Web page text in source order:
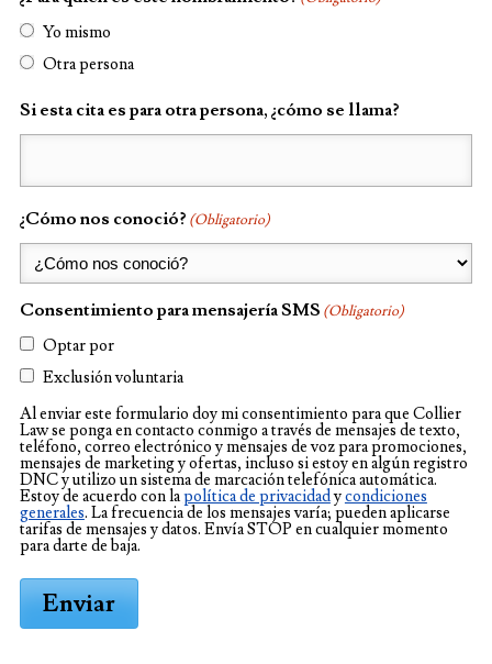
Yo mismo
Otra persona
Si esta cita es para otra persona, ¿cómo se llama?
¿Cómo nos conoció? (Obligatorio)
Consentimiento para mensajería SMS (Obligatorio)
Optar por
Exclusión voluntaria
Al enviar este formulario doy mi consentimiento para que Collier
Law se ponga en contacto conmigo a través de mensajes de texto,
teléfono, correo electrónico y mensajes de voz para promociones,
mensajes de marketing y ofertas, incluso si estoy en algún registro
DNC y utilizo un sistema de marcación telefónica automática.
Estoy de acuerdo con lapolítica de privacidadycondiciones
generales. La frecuencia de los mensajes varía; pueden aplicarse
tarifas de mensajes y datos. Envía STOP en cualquier momento
para darte de baja.
Enviar